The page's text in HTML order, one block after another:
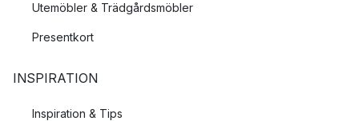
Utemöbler & Trädgårdsmöbler
Presentkort
INSPIRATION
Inspiration & Tips